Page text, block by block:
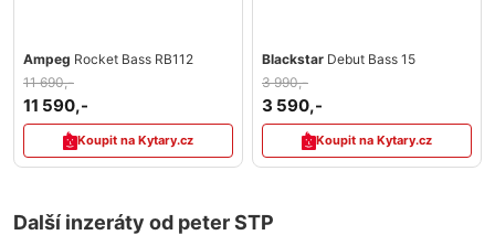
Ampeg Rocket Bass RB112
11 690,-
11 590,-
Koupit na Kytary.cz
Blackstar Debut Bass 15
3 990,-
3 590,-
Koupit na Kytary.cz
Další inzeráty od peter STP